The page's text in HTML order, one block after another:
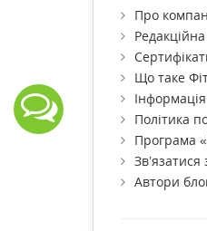
Про
Що таке
Політика
Програма
Автори